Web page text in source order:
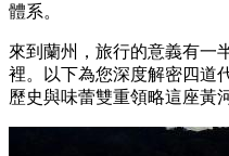
體系。
來到蘭州，旅行的意義有一
裡。以下為您深度解密四道
歷史與味蕾雙重領略這座黃